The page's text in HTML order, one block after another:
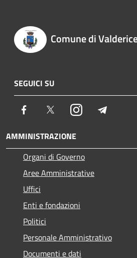
Comune di
SEGUICI SU
Facebook TwitterInstagram
AMMINISTRAZIONE
Organi di Governo
Aree Amministrative
Uffici
Enti e fondazioni
Politici
Personale Amministrativo
Documenti e dati